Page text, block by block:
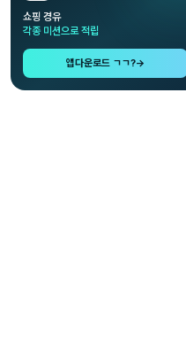
쇼핑 경유
각종 미션으로 적립
앱다운로드 ㄱㄱ?→